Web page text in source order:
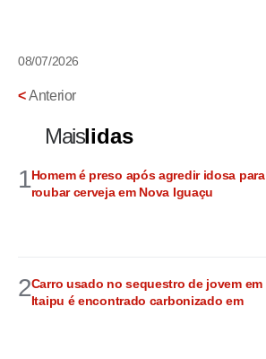
08/07/2026
<Anterior
Maislidas
1Homem é preso após agredir idosa para
roubar cerveja em Nova Iguaçu
2Carro usado no sequestro de jovem em
Itaipu é encontrado carbonizado em